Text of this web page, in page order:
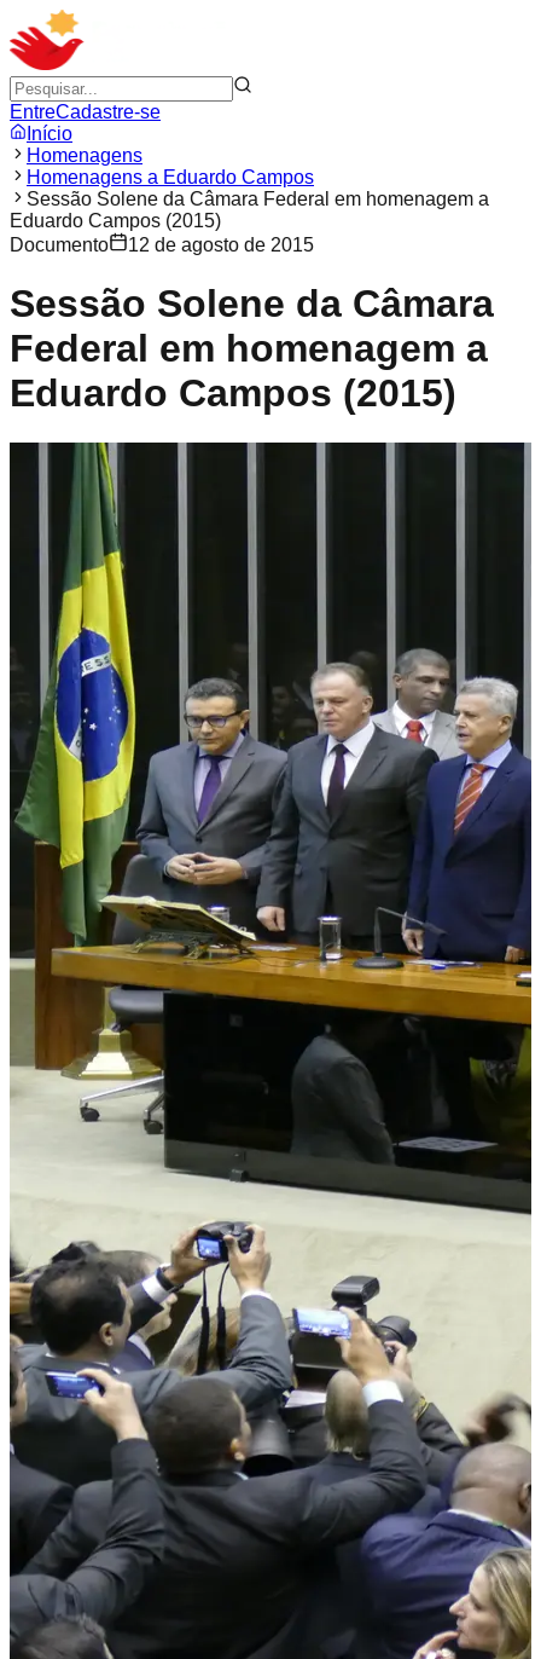
EntreCadastre-se
Início
Homenagens
Homenagens a Eduardo Campos
Sessão Solene da Câmara Federal em homenagem a
Eduardo Campos (2015)
Documento
12 de agosto de 2015
Sessão Solene da Câmara
Federal em homenagem a
Eduardo Campos (2015)